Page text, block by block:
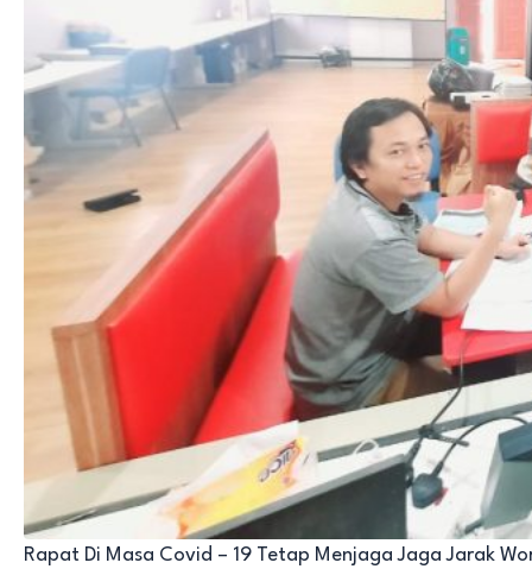
Rapat Di Masa Covid – 19 Tetap Menjaga Jaga Jarak